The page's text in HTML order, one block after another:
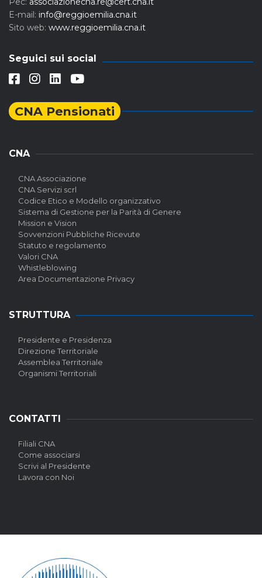
E-mail: info@reggioemilia.cna.it
Sito web: www.reggioemilia.cna.it
Seguici sui social
CNA Pensionati
CNA
CNA Associazione
CNA Servizi scrl
Codice Etico e Modello organizzativo
Sistema di Gestione per la Parità di Genere
Mission e Vision
Sovvenzioni Pubbliche Ricevute
Statuto e regolamento
Valori CNA
Whistleblowing
Area Documentazione Privacy
STRUTTURA
Presidente e Presidenza
Direzione Territoriale
Assemblea Territoriale
Organismi Territoriali
CONTATTI
Filiali CNA
Come associarsi
Scrivi al Presidente
Lavora con Noi